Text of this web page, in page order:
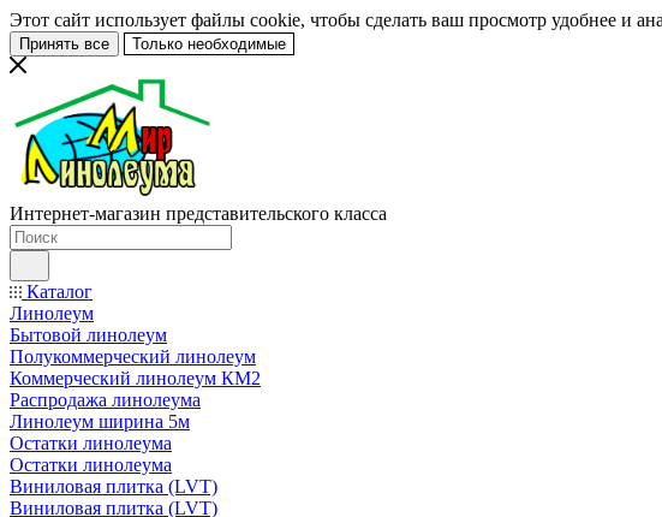
Этот сайт использует файлы cookie, чтобы сделать ваш просмотр удобнее и
Принять все Только необходимые
Интернет-магазин представительского класса
Каталог
Линолеум
Бытовой линолеум
Полукоммерческий линолеум
Коммерческий линолеум КМ2
Распродажа линолеума
Линолеум ширина 5м
Остатки линолеума
Остатки линолеума
Виниловая плитка (LVT)
Виниловая плитка (LVT)